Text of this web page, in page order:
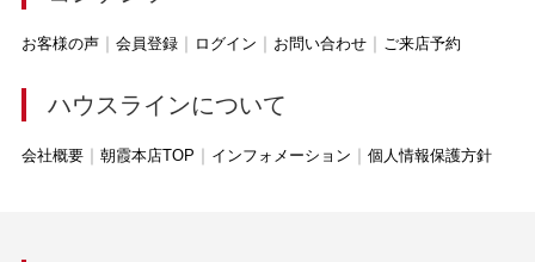
お客様の声 会員登録 ログイン お問い合わせ ご来店予約
ハウスラインについて
会社概要 朝霞本店TOP インフォメーション 個人情報保護方針